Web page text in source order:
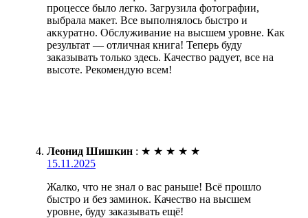
процессе было легко. Загрузила фотографии,
выбрала макет. Все выполнялось быстро и
аккуратно. Обслуживание на высшем уровне. Как
результат — отличная книга! Теперь буду
заказывать только здесь. Качество радует, все на
высоте. Рекомендую всем!
Леонид Шишкин : ★ ★ ★ ★ ★
15.11.2025
Жалко, что не знал о вас раньше! Всё прошло
быстро и без заминок. Качество на высшем
уровне, буду заказывать ещё!